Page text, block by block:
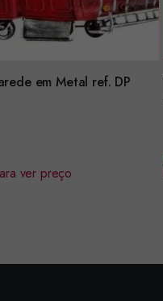
em Metal ref. DP
ver preço